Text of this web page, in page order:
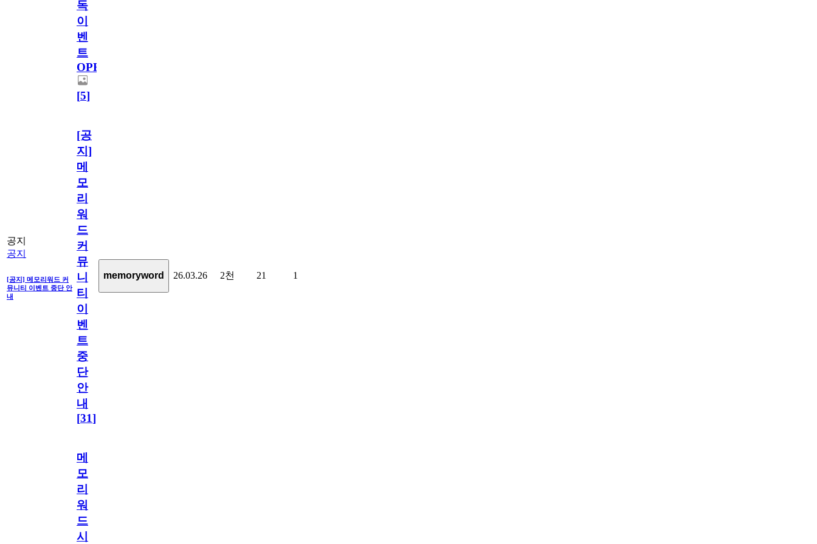
독
이
벤
트
OPEN!
[5]
공지
공지
[공지] 메모리워드 커
뮤니티 이벤트 중단 안
내
[공
지]
메
모
리
워
드
커
뮤
니
티
이
벤
트
중
단
안
내
[31]
memoryword 26.03.26 2천 21 1
메
모
리
워
드
시